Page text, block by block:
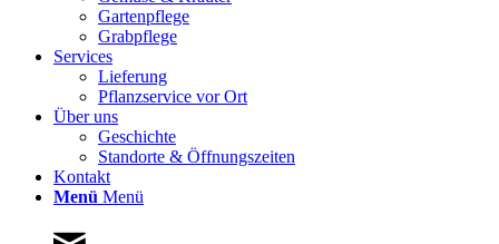
Gartenpflege
Grabpflege
Services
Lieferung
Pflanzservice vor Ort
Über uns
Geschichte
Standorte & Öffnungszeiten
Kontakt
Menü Menü